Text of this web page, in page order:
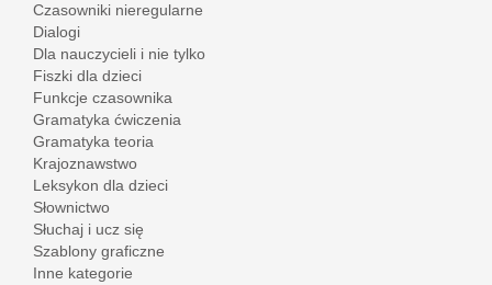
Czasowniki nieregularne
Dialogi
Dla nauczycieli i nie tylko
Fiszki dla dzieci
Funkcje czasownika
Gramatyka ćwiczenia
Gramatyka teoria
Krajoznawstwo
Leksykon dla dzieci
Słownictwo
Słuchaj i ucz się
Szablony graficzne
Inne kategorie